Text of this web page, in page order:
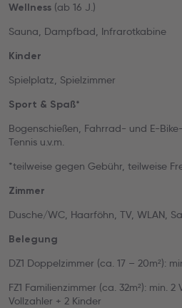
Wellness (ab 16 J.)
Sauna, Dampfbad, Infrarotkabine
Kinder
Spielplatz, Spielzimmer
Sport & Spaß*
Bogenschießen, Fahrrad- und E-
Tennis u.v.m.
*teilweise gegen Gebühr, teilweise
Zimmer
Dusche/WC, Haarföhn, TV, WLAN,
Belegung
DZ1 Doppelzimmer (ca. 17 – 20m²):
FZ1 Familienzimmer (ca. 32m²): min.
Vollzahler + 2 Kinder